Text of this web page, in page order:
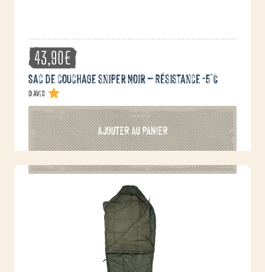
43,90€
Sac de couchage sniper Noir – Résistance -5°C
0 avis
AJOUTER AU PANIER